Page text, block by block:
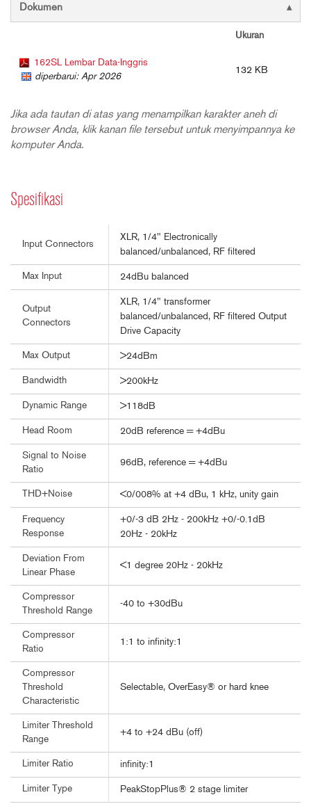
Dokumen
Ukuran
162SL Lembar Data-Inggris
diperbarui: Apr 2026
132 KB
Jika ada tautan di atas yang menampilkan karakter aneh di
browser Anda, klik kanan file tersebut untuk menyimpannya ke
komputer Anda.
Spesifikasi
Input Connectors
XLR, 1/4" Electronically
balanced/unbalanced, RF filtered
Max Input 24dBu balanced
Output
Connectors
XLR, 1/4" transformer
balanced/unbalanced, RF filtered Output
Drive Capacity
Max Output >24dBm
Bandwidth >200kHz
Dynamic Range >118dB
Head Room 20dB reference = +4dBu
Signal to Noise
Ratio
96dB, reference = +4dBu
THD+Noise <0/008% at +4 dBu, 1 kHz, unity gain
Frequency
Response
+0/-3 dB 2Hz - 200kHz +0/-0.1dB
20Hz - 20kHz
Deviation From
Linear Phase
<1 degree 20Hz - 20kHz
Compressor
Threshold Range
-40 to +30dBu
Compressor
Ratio
1:1 to infinity:1
Compressor
Threshold
Characteristic
Selectable, OverEasy® or hard knee
Limiter Threshold
Range
+4 to +24 dBu (off)
Limiter Ratio infinity:1
Limiter Type PeakStopPlus® 2 stage limiter